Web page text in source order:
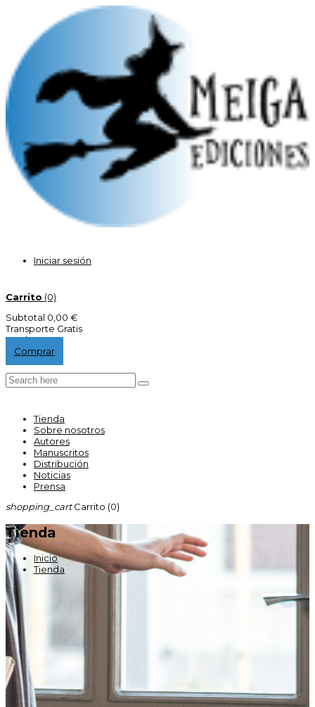
Iniciar sesión
Carrito (0)
Subtotal 0,00 €
Transporte Gratis
Total0,00 €
Comprar
Tienda
Sobre nosotros
Autores
Manuscritos
Distribución
Noticias
Prensa
shopping_cart Carrito (0)
Tienda
Inicio
Tienda